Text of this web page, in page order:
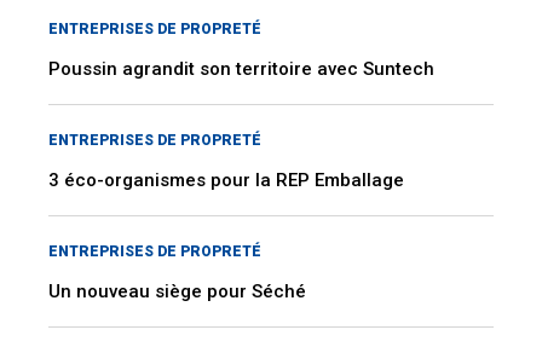
ENTREPRISES DE PROPRETÉ
Poussin agrandit son territoire avec Suntech
ENTREPRISES DE PROPRETÉ
3 éco-organismes pour la REP Emballage
ENTREPRISES DE PROPRETÉ
Un nouveau siège pour Séché